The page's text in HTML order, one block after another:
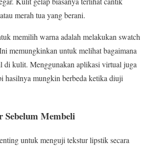
merah tua yang berani.
memilih warna adalah melakukan swatch
memungkinkan untuk melihat bagaimana
di kulit. Menggunakan aplikasi virtual juga
hasilnya mungkin berbeda ketika diuji
Sebelum Membeli
untuk menguji tekstur lipstik secara